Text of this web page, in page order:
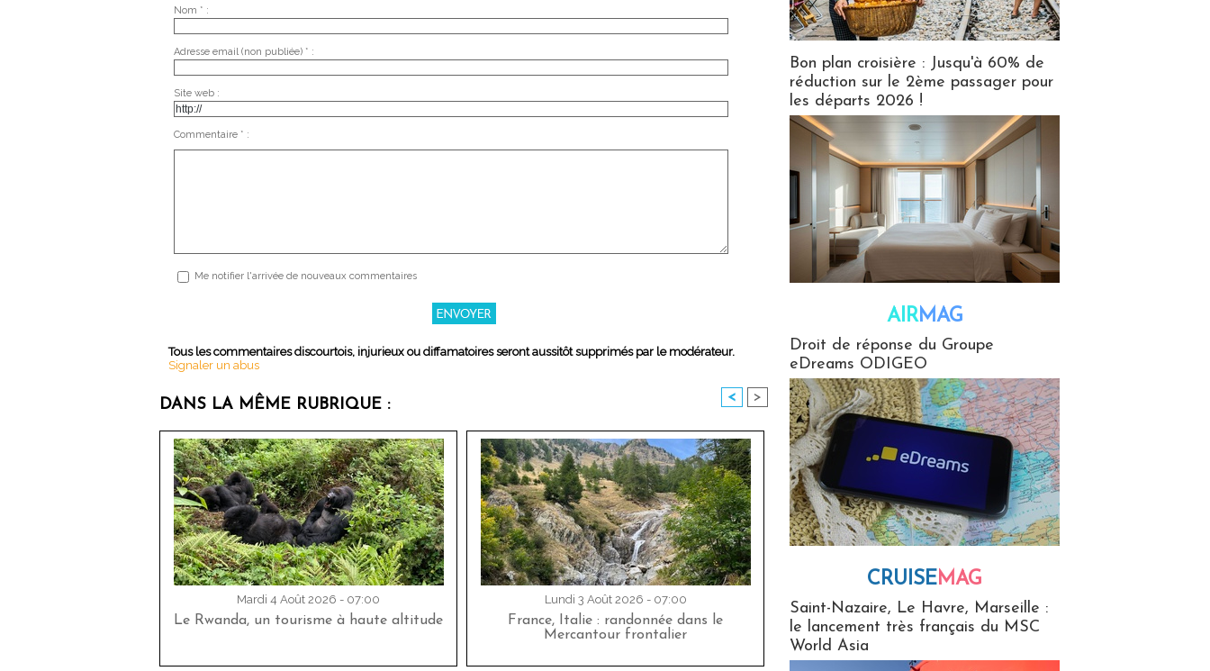
Nom * :
Adresse email (non publiée) * :
Site web :
Commentaire * :
Me notifier l'arrivée de nouveaux commentaires
Tous les commentaires discourtois, injurieux ou diffamatoires seront aussitôt supprimés par le modérateur.
Signaler un abus
DANS LA MÊME RUBRIQUE : < >
Mardi 4 Août 2026 - 07:00
Le Rwanda, un tourisme à haute altitude
Lundi 3 Août 2026 - 07:00
France, Italie : randonnée dans le
Mercantour frontalier
Bon plan croisière : Jusqu'à 60% de
réduction sur le 2ème passager pour
les départs 2026 !
AIRMAG
Droit de réponse du Groupe
eDreams ODIGEO
CRUISEMAG
Saint-Nazaire, Le Havre, Marseille :
le lancement très français du MSC
World Asia